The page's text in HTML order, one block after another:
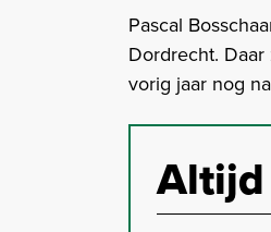
Pascal
Dordrecht.
vorig jaar nog
Altijd